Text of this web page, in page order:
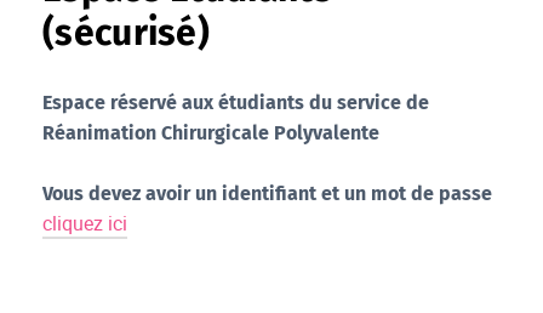
(sécurisé)
Espace réservé aux étudiants du service de
Réanimation Chirurgicale Polyvalente
Vous devez avoir un identifiant et un mot de passe
cliquez ici